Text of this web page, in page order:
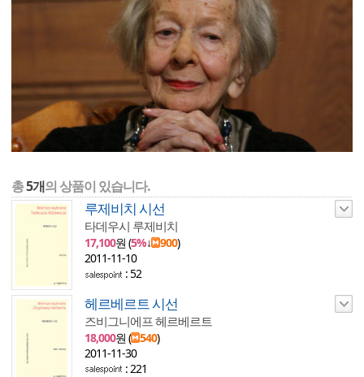
총5개의 상품이 있습니다.
루제비치 시선
타데우시 루제비치
17,100원 (5%↓ 900)
2011-11-10
: 52
헤르베르트 시선
즈비그니에프 헤르베르트
18,000원 ( 540)
2011-11-30
: 221